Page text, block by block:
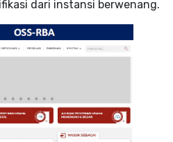
dari instansi berwenang.